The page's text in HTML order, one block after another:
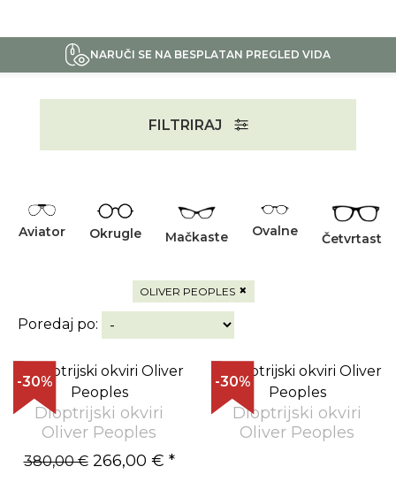
NARUČI SE NA BESPLATAN PREGLED VIDA
FILTRIRAJ
Aviator Okrugle Mačkaste Ovalne Četvrtaste
OLIVER PEOPLES ×
Poredaj po:
-30%
Dioptrijski okviri
Oliver Peoples
380,00 €266,00 € *
-30%
Dioptrijski okviri
Oliver Peoples